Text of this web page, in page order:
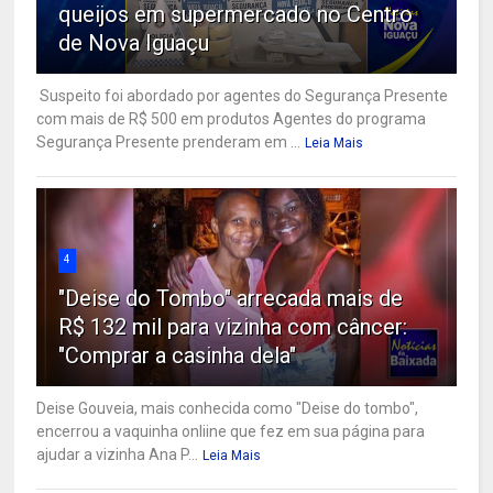
queijos em supermercado no Centro
de Nova Iguaçu
Suspeito foi abordado por agentes do Segurança Presente
com mais de R$ 500 em produtos Agentes do programa
Segurança Presente prenderam em ...
Leia Mais
4
"Deise do Tombo" arrecada mais de
R$ 132 mil para vizinha com câncer:
"Comprar a casinha dela"
Deise Gouveia, mais conhecida como "Deise do tombo",
encerrou a vaquinha onliine que fez em sua página para
ajudar a vizinha Ana P...
Leia Mais